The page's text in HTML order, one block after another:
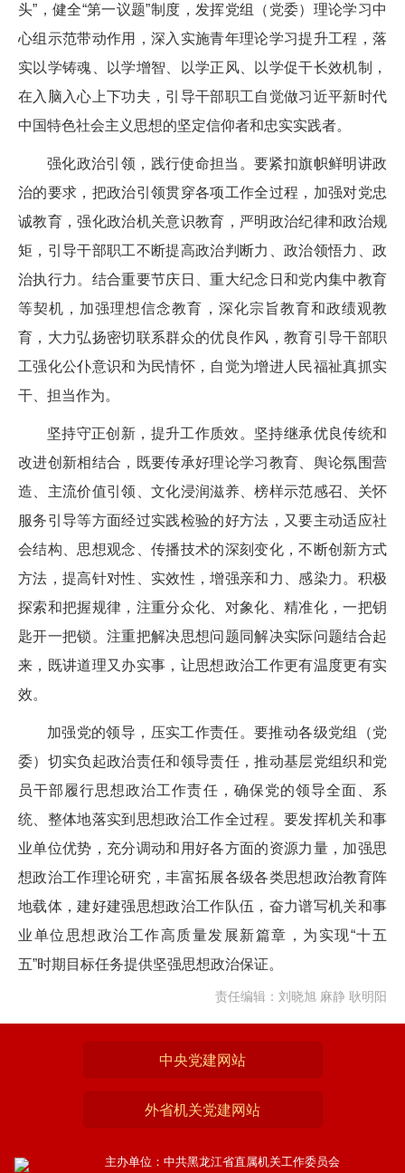
头”，健全“第一议题”制度，发挥党组（党委）理论学习中
心组示范带动作用，深入实施青年理论学习提升工程，落
实以学铸魂、以学增智、以学正风、以学促干长效机制，
在入脑入心上下功夫，引导干部职工自觉做习近平新时代
中国特色社会主义思想的坚定信仰者和忠实实践者。
强化政治引领，践行使命担当。要紧扣旗帜鲜明讲政
治的要求，把政治引领贯穿各项工作全过程，加强对党忠
诚教育，强化政治机关意识教育，严明政治纪律和政治规
矩，引导干部职工不断提高政治判断力、政治领悟力、政
治执行力。结合重要节庆日、重大纪念日和党内集中教育
等契机，加强理想信念教育，深化宗旨教育和政绩观教
育，大力弘扬密切联系群众的优良作风，教育引导干部职
工强化公仆意识和为民情怀，自觉为增进人民福祉真抓实
干、担当作为。
坚持守正创新，提升工作质效。坚持继承优良传统和
改进创新相结合，既要传承好理论学习教育、舆论氛围营
造、主流价值引领、文化浸润滋养、榜样示范感召、关怀
服务引导等方面经过实践检验的好方法，又要主动适应社
会结构、思想观念、传播技术的深刻变化，不断创新方式
方法，提高针对性、实效性，增强亲和力、感染力。积极
探索和把握规律，注重分众化、对象化、精准化，一把钥
匙开一把锁。注重把解决思想问题同解决实际问题结合起
来，既讲道理又办实事，让思想政治工作更有温度更有实
效。
加强党的领导，压实工作责任。要推动各级党组（党
委）切实负起政治责任和领导责任，推动基层党组织和党
员干部履行思想政治工作责任，确保党的领导全面、系
统、整体地落实到思想政治工作全过程。要发挥机关和事
业单位优势，充分调动和用好各方面的资源力量，加强思
想政治工作理论研究，丰富拓展各级各类思想政治教育阵
地载体，建好建强思想政治工作队伍，奋力谱写机关和事
业单位思想政治工作高质量发展新篇章，为实现“十五
五”时期目标任务提供坚强思想政治保证。
责任编辑：刘晓旭 麻静 耿明阳
中央党建网站
外省机关党建网站
主办单位：中共黑龙江省直属机关工作委员会